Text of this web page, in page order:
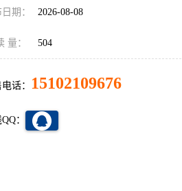
期： 2026-08-08
量： 504
话： 15102109676
：